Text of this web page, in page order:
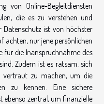
von Online-Begleitdiensten
die es zu verstehen und
Datenschutz ist von höchster
achten, nur jene persönlichen
für die Inanspruchnahme des
Zudem ist es ratsam, sich
vertraut zu machen, um die
zu kennen. Eine sichere
ebenso zentral, um finanzielle